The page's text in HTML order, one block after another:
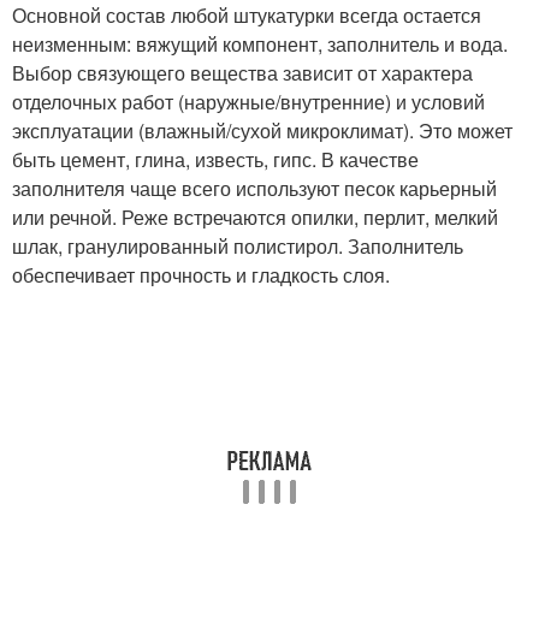
Основной состав любой штукатурки всегда остается
неизменным: вяжущий компонент, заполнитель и вода.
Выбор связующего вещества зависит от характера
отделочных работ (наружные/внутренние) и условий
эксплуатации (влажный/сухой микроклимат). Это может
быть цемент, глина, известь, гипс. В качестве
заполнителя чаще всего используют песок карьерный
или речной. Реже встречаются опилки, перлит, мелкий
шлак, гранулированный полистирол. Заполнитель
обеспечивает прочность и гладкость слоя.